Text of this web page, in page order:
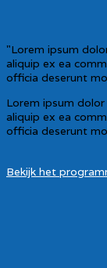
"Lorem ipsum
aliquip ex ea
officia deserunt
Lorem ipsum
aliquip ex ea
officia deserunt
Bekijk het